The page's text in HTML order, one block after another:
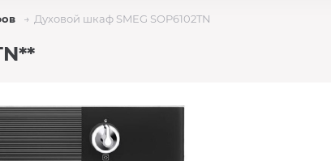
Духовой шкаф SMEG SOP6102TN